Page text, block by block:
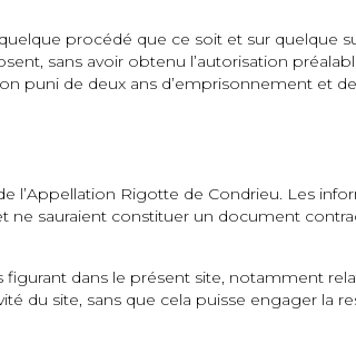
procédé que ce soit et sur quelque
sans avoir obtenu l’autorisation
puni de deux ans d’emprisonnement et
l’Appellation Rigotte de Condrieu. Les
ne sauraient constituer un document
dans le présent site, notamment
du site, sans que cela puisse engager la